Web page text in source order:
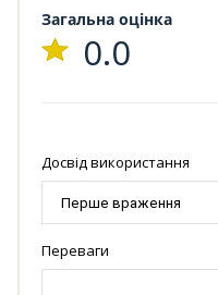
Загальна оцінка
0.0
Досвід використання
Переваги